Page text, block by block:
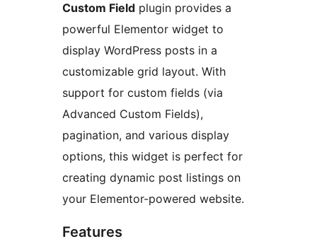
Custom Field plugin provides a
powerful Elementor widget to
display WordPress posts in a
customizable grid layout. With
support for custom fields (via
Advanced Custom Fields),
pagination, and various display
options, this widget is perfect for
creating dynamic post listings on
your Elementor-powered website.
Features